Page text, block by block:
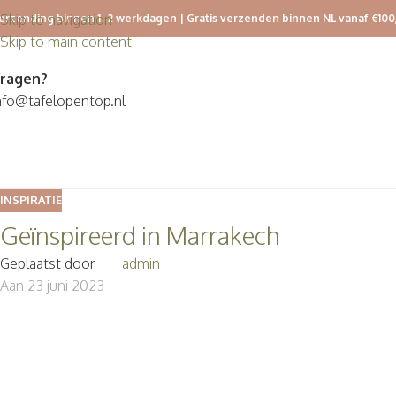
Skip to navigation
Skip to main content
binnen 1 -2 werkdagen | Gratis verzenden binnen NL vanaf
INSPIRATIE
Geïnspireerd in Marrakech
Geplaatst door
admin
Aan 23 juni 2023